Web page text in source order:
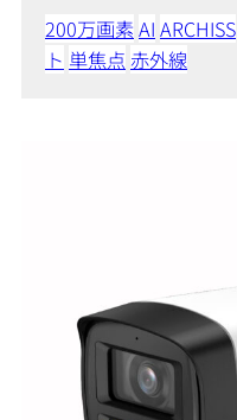
200万画素AI ARCHISS
ト 単焦点 赤外線